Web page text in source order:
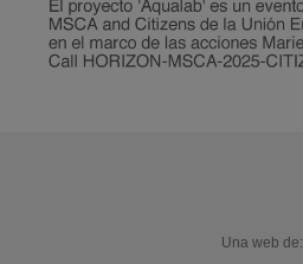
Una web de: